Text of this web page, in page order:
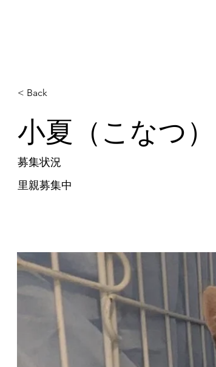
< Back
小夏（こなつ）
募集状況
里親募集中